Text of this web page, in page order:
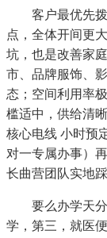
客户最优先拨
点，全体开间更
坑，也是改善家
市、品牌服饰、
态；空间利用率
槛适中，供给清
核心电线 小时预
对一专属办事）
长曲营团队实地
要么办学天分
学，第三，就医